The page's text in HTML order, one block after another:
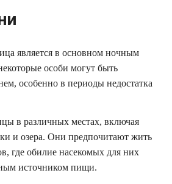
является в основном ночным
особи могут быть
особенно в периоды недостатка
в различных местах, включая
и озера. Они предпочитают жить
где обилие насекомых для них
источником пищи.